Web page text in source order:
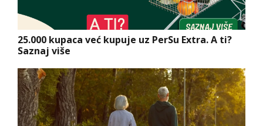
25.000 kupaca već kupuje uz PerSu Extra. A ti?
Saznaj više